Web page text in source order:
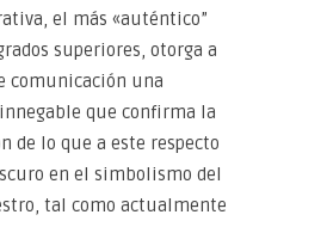
el más «auténtico”
superiores, otorga a
comunicación una
que confirma la
de lo que a este respecto
en el simbolismo del
tal como actualmente